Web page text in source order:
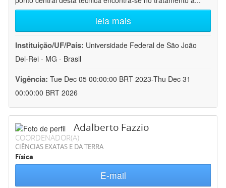
leia mais
Instituição/UF/País: Universidade Federal de São João
Del-Rei - MG - Brasil
Vigência: Tue Dec 05 00:00:00 BRT 2023-Thu Dec 31
00:00:00 BRT 2026
Adalberto Fazzio
COORDENADOR(A)
CIÊNCIAS EXATAS E DA TERRA
Física
E-mail